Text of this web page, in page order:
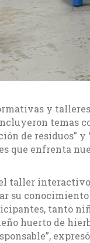
y
temas
de residuos”
que enfrenta
taller
su
tanto
huerto de